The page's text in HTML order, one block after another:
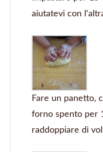
aiutatevi con
Fare un panetto,
forno spento per
raddoppiare di